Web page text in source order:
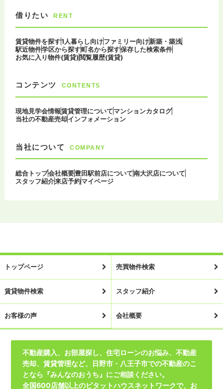
借りたい RENT
賃貸物件を探す1人暮らし向けファミリー向け新築・築浅
駅近物件学区から探す町名から探す保存した検索条件
お気に入り物件(賃貸)閲覧履歴(賃貸)
コンテンツ CONTENTS
現地見学会情報賃貸管理についてマンションカタログ
当社の不動産売却インフォメーション
当社について COMPANY
総合トップ会社概要豊田駅前店について南大沢店について
スタッフ紹介来店予約マイページ
トップページ 売買物件検索
賃貸物件検索 スタッフ紹介
お客様の声 会社概要
不動産購入、お部屋探し、住宅ローンのお悩み、不動産
売却、賃貸管理など、日野市・八王子市での不動産のこ
となら『みんなのおうち』にご相談ください。
全国600店舗以上のピタットハウスネットワークで、お